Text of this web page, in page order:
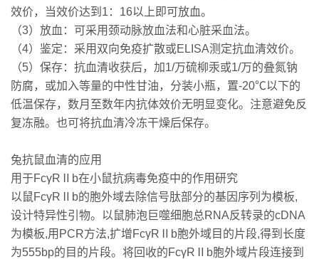
效价，当效价达到1：16以上即可放血。
（3）放血：可采用颈动脉放血法和心脏采血法。
（4）鉴定：采用双向免疫扩散或ELISA测定抗血清效价。
（5）保存：抗血清收获后，加1/万硫柳汞或1/万的叠氮钠
防腐，或加入等量的中性甘油，分装小瓶，置-20℃以下的
低温保存，数月至数年内抗体效价无明显变化。注意避免反
复冻融。也可将抗血清冷冻干燥后保存。
兔抗鼠血清的应用
用于FcγRⅡb在小鼠抗病毒免疫中的作用研究
以鼠FcγRⅡb的胞外域去除信号肽部分的基因序列为模板,
设计特异性引物。以鼠肺泡巨噬细胞总RNA反转录的cDNA
为模板,用PCR方法,扩增FcγRⅡb胞外域目的片段,得到长度
为555bp的目的片段。将回收的FcγRⅡb胞外域片段连接到